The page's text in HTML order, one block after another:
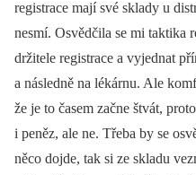
registrace mají své sklady u
nesmí. Osvědčila se mi taktika
držitele registrace a vyjednat
a následně na lékárnu. Ale
že je to časem začne štvát,
i peněz, ale ne. Třeba by se
něco dojde, tak si ze skladu